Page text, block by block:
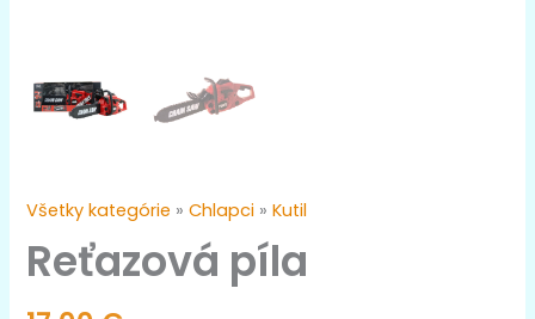
Všetky kategórie »Chlapci »Kutil
Reťazová píla